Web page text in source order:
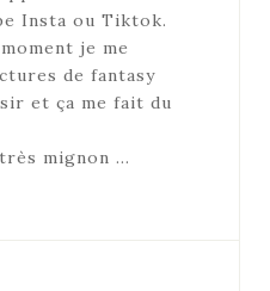
Insta ou Tiktok.
je me
de fantasy
et ça me fait du
mignon …